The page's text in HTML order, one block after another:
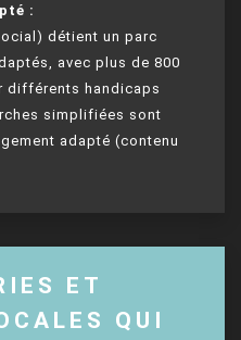
:
détient un parc
avec plus de 800
différents handicaps
simplifiées sont
adapté (contenu
ET
QUI